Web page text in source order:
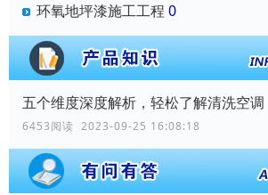
环氧地坪漆施工工程 0
五个维度深度解析，轻松了解清洗空调
6453阅读 2023-09-25 16:08:18